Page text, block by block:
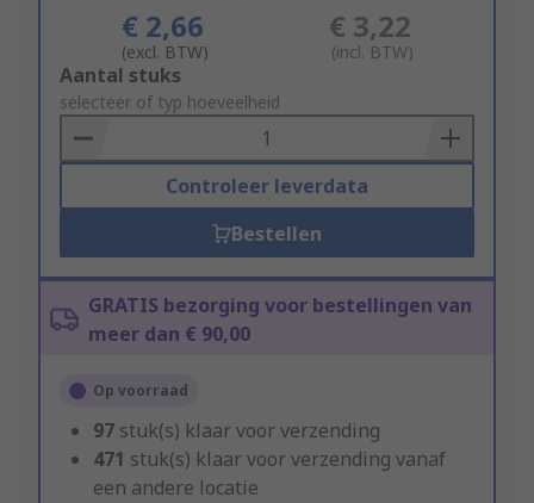
€ 2,66
(excl. BTW)
€ 3,22
(incl. BTW)
Add
to
Basket
Aantal stuks
selecteer of typ hoeveelheid
Controleer leverdata
Bestellen
GRATIS bezorging voor bestellingen van
meer dan € 90,00
Op voorraad
97 stuk(s) klaar voor verzending
471 stuk(s) klaar voor verzending vanaf
een andere locatie